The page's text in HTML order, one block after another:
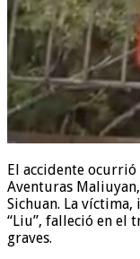
El accidente ocurrió
Aventuras
Sichuan. La
“Liu”, falleció en el
graves.